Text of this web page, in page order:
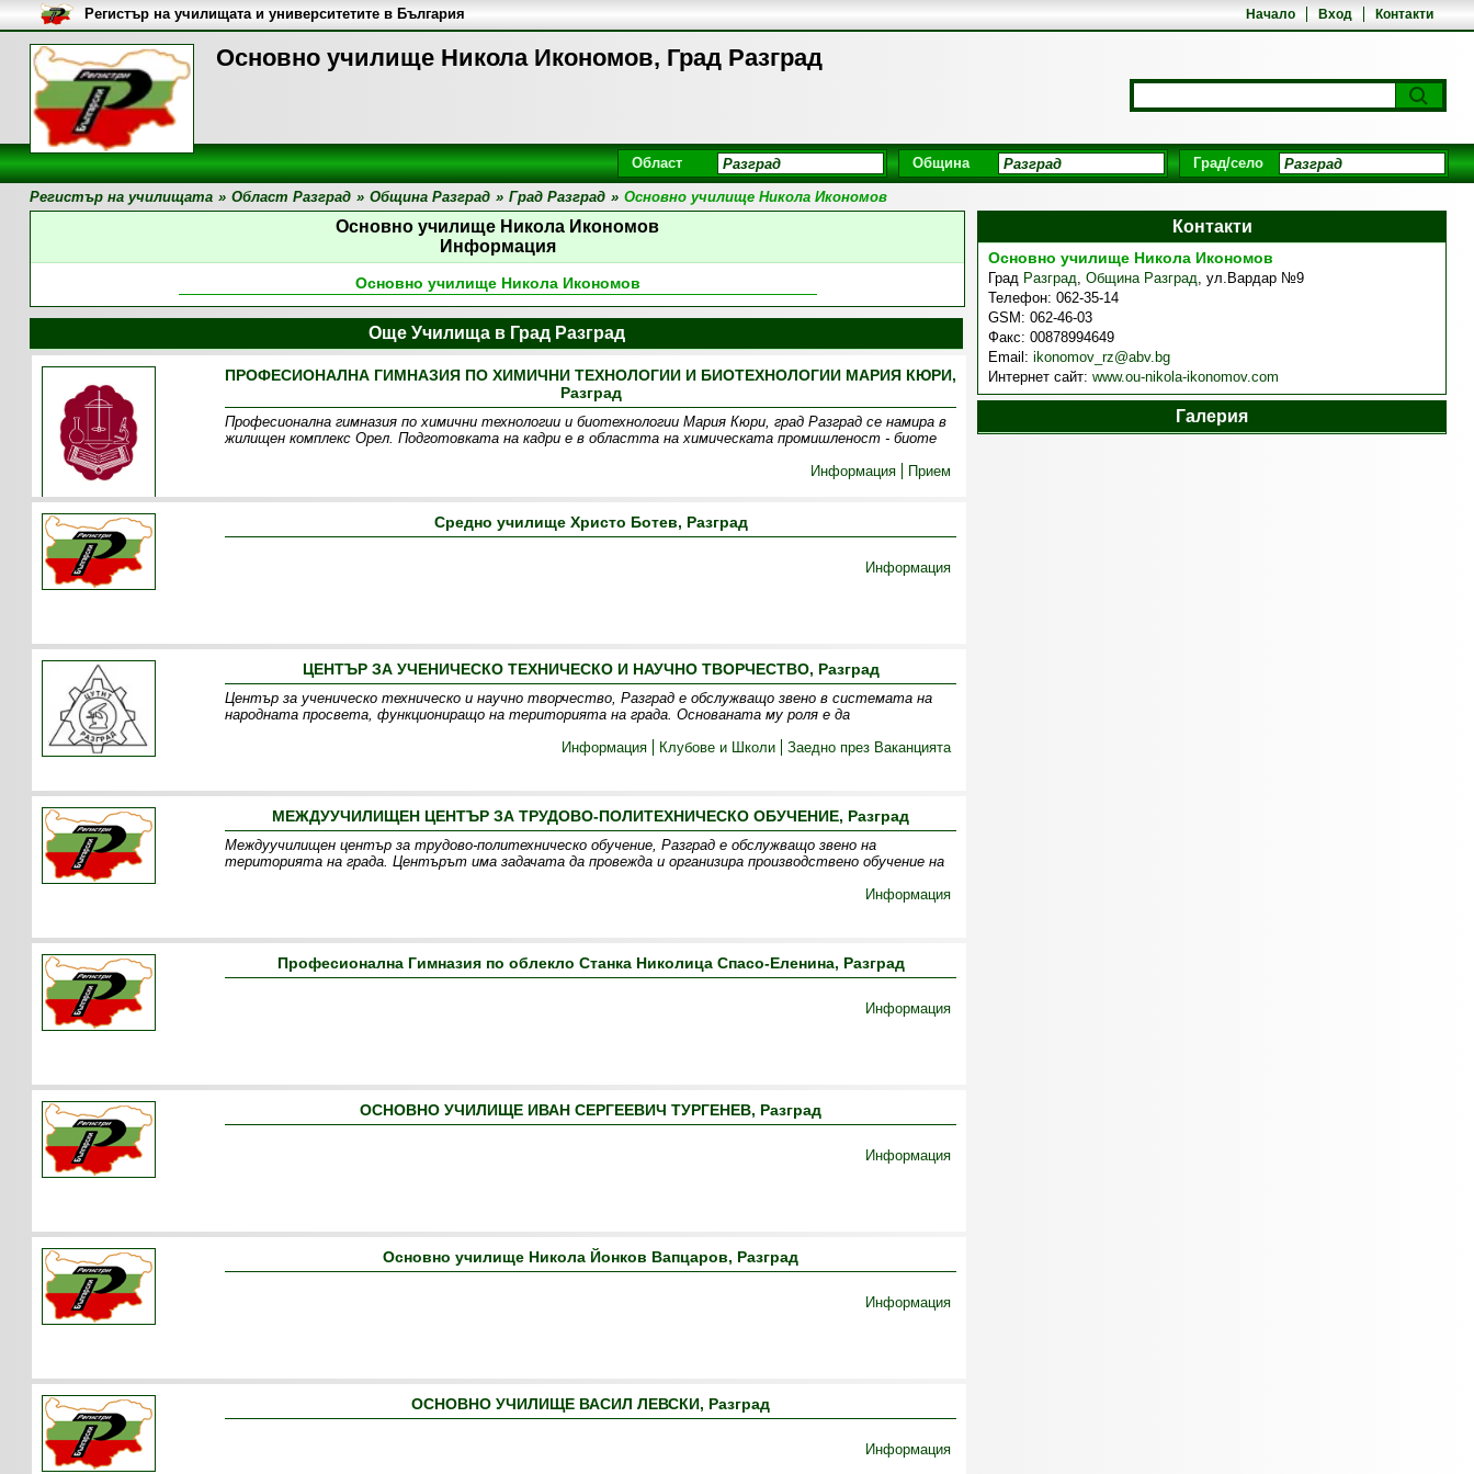
Основно училище Никола Икономов, Град Разград
Начало Вход Контакти
Регистър на училищата и университетите в България
Област Община Град/село
Регистър на училищата » Област Разград » Община Разград » Град Разград » Основно училище Никола Икономов
Основно училище Никола Икономов
Информация
Основно училище Никола Икономов
Контакти
Основно училище Никола Икономов
Град Разград, Община Разград, ул.Вардар №9
Телефон: 062-35-14
GSM: 062-46-03
Факс: 00878994649
Email: ikonomov_rz@abv.bg
Интернет сайт: www.ou-nikola-ikonomov.com
Галерия
Още Училища в Град Разград
ПРОФЕСИОНАЛНА ГИМНАЗИЯ ПО ХИМИЧНИ ТЕХНОЛОГИИ И БИОТЕХНОЛОГИИ МАРИЯ КЮРИ,
Разград
Професионална гимназия по химични технологии и биотехнологии Мария Кюри, град Разград се намира в
жилищен комплекс Орел. Подготовката на кадри е в областта на химическата промишленост - биоте
Информация
Прием
Средно училище Христо Ботев, Разград
Информация
ЦЕНТЪР ЗА УЧЕНИЧЕСКО ТЕХНИЧЕСКО И НАУЧНО ТВОРЧЕСТВО, Разград
Център за ученическо техническо и научно творчество, Разград е обслужващо звено в системата на
народната просвета, функциониращо на територията на града. Основаната му роля е да
Информация
Клубове и Школи Заедно през Ваканцията
МЕЖДУУЧИЛИЩЕН ЦЕНТЪР ЗА ТРУДОВО-ПОЛИТЕХНИЧЕСКО ОБУЧЕНИЕ, Разград
Междуучилищен център за трудово-политехническо обучение, Разград е обслужващо звено на
територията на града. Центърът има задачата да провежда и организира производствено обучение на
Информация
Професионална Гимназия по облекло Станка Николица Спасо-Еленина, Разград
Информация
ОСНОВНО УЧИЛИЩЕ ИВАН СЕРГЕЕВИЧ ТУРГЕНЕВ, Разград
Информация
Основно училище Никола Йонков Вапцаров, Разград
Информация
ОСНОВНО УЧИЛИЩЕ ВАСИЛ ЛЕВСКИ, Разград
Информация